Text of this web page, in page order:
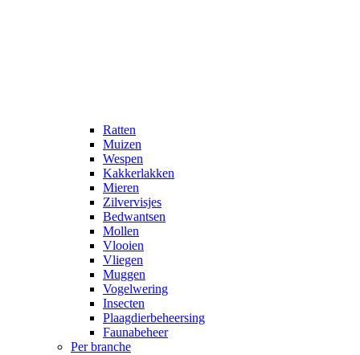
Ratten
Muizen
Wespen
Kakkerlakken
Mieren
Zilvervisjes
Bedwantsen
Mollen
Vlooien
Vliegen
Muggen
Vogelwering
Insecten
Plaagdierbeheersing
Faunabeheer
Per branche